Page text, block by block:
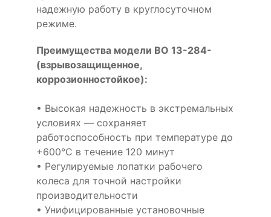
надежную работу в круглосуточном
режиме.
Преимущества модели ВО 13-284-
(взрывозащищенное,
коррозионностойкое):
• Высокая надежность в экстремальных
условиях — сохраняет
работоспособность при температуре до
+600°С в течение 120 минут
• Регулируемые лопатки рабочего
колеса для точной настройки
производительности
• Унифицированные установочные